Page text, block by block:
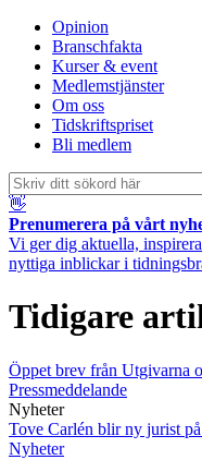
Opinion
Branschfakta
Kurser & event
Medlemstjänster
Om oss
Tidskriftspriset
Bli medlem
👋
Prenumerera på vårt
Vi ger dig aktuella,
nyttiga inblickar i
Tidigare
Öppet brev från Utgivarna
Pressmeddelande
Nyheter
Tove Carlén blir ny jurist
Nyheter